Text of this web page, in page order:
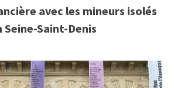
avec les mineurs isolés
Seine-Saint-Denis